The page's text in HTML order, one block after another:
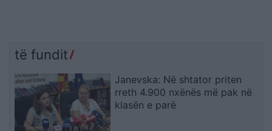
të fundit
Janevska: Në shtator priten
rreth 4.900 nxënës më pak në
klasën e parë